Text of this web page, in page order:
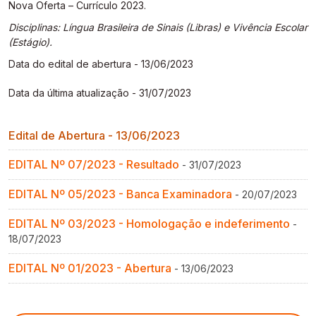
Nova Oferta – Currículo 2023.
Disciplinas: Língua Brasileira de Sinais (Libras) e Vivência Escolar
(Estágio).
Data do edital de abertura - 13/06/2023
Data da última atualização - 31/07/2023
Edital de Abertura - 13/06/2023
EDITAL Nº 07/2023 - Resultado - 31/07/2023
EDITAL Nº 05/2023 - Banca Examinadora - 20/07/2023
EDITAL Nº 03/2023 - Homologação e indeferimento -
18/07/2023
EDITAL Nº 01/2023 - Abertura - 13/06/2023
Gestão de Ambientes Promotores de Inovação
[GAPI]
Especialização em Gestão de Ambientes de
Gestão Escolar [GESC]
Gestão de Ambientes Promotores de Inovação
[GAPI]
Especialização em Gestão de Ambientes de
Gestão Escolar [GESC]
Gestão de Ambientes Promotores de Inovação
[GAPI]
Especialização em Gestão de Ambientes de
Gestão Escolar [GESC]
Gestão de Ambientes Promotores de Inovação
[GAPI]
Especialização em Gestão de Ambientes de
Gestão Escolar [GESC]
Gestão de Ambientes Promotores de Inovação
[GAPI]
Especialização em Gestão de Ambientes de
Gestão Escolar [GESC]